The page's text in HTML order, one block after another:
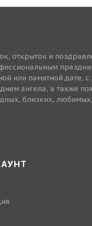
открыток и
или памятной дате,
ангела, а также
близких,